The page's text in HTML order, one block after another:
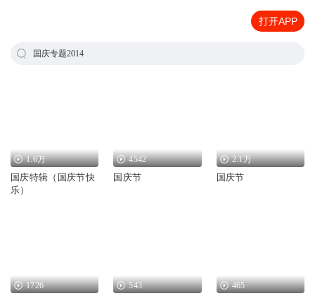
打开APP
国庆专题2014
1.6万
国庆特辑（国庆节快
乐）
4542
国庆节
2.1万
国庆节
1726 543 465